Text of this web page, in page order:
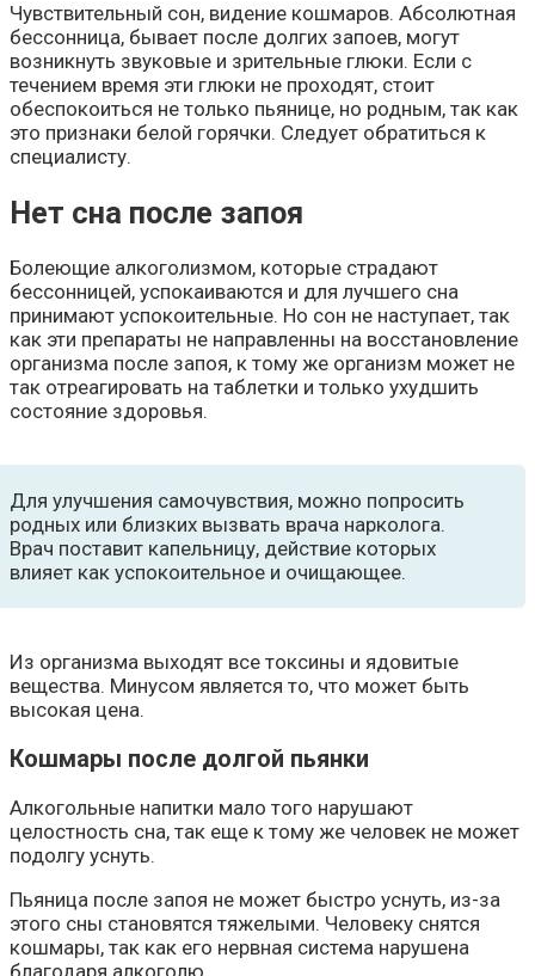
Чувствительный сон, видение кошмаров. Абсолютная
бессонница, бывает после долгих запоев, могут
возникнуть звуковые и зрительные глюки. Если с
течением время эти глюки не проходят, стоит
обеспокоиться не только пьянице, но родным, так как
это признаки белой горячки. Следует обратиться к
специалисту.
Нет сна после запоя
Болеющие алкоголизмом, которые страдают
бессонницей, успокаиваются и для лучшего сна
принимают успокоительные. Но сон не наступает, так
как эти препараты не направленны на восстановление
организма после запоя, к тому же организм может не
так отреагировать на таблетки и только ухудшить
состояние здоровья.
Для улучшения самочувствия, можно попросить
родных или близких вызвать врача нарколога.
Врач поставит капельницу, действие которых
влияет как успокоительное и очищающее.
Из организма выходят все токсины и ядовитые
вещества. Минусом является то, что может быть
высокая цена.
Кошмары после долгой пьянки
Алкогольные напитки мало того нарушают
целостность сна, так еще к тому же человек не может
подолгу уснуть.
Пьяница после запоя не может быстро уснуть, из-за
этого сны становятся тяжелыми. Человеку снятся
кошмары, так как его нервная система нарушена